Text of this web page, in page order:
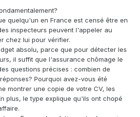
quelqu'un en France est censé être en
inspecteurs peuvent l'appeler au
chez lui pour vérifier.
absolu, parce que pour détecter les
il suffit que l'assurance chômage le
questions précises : combien de
Pourquoi avez-vous été
montrer une copie de votre CV, les
plus, le type explique qu'ils ont chopé